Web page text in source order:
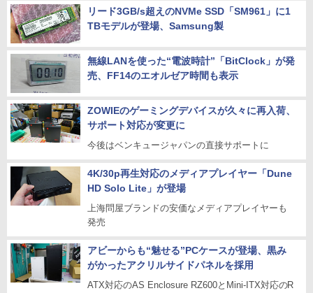
リード3GB/s超えのNVMe SSD「SM961」に1
TBモデルが登場、Samsung製
無線LANを使った“電波時計”「BitClock」が発
売、FF14のエオルゼア時間も表示
ZOWIEのゲーミングデバイスが久々に再入荷、
サポート対応が変更に
今後はベンキュージャパンの直接サポートに
4K/30p再生対応のメディアプレイヤー「Dune
HD Solo Lite」が登場
上海問屋ブランドの安価なメディアプレイヤーも
発売
アビーからも“魅せる”PCケースが登場、黒み
がかったアクリルサイドパネルを採用
ATX対応のAS Enclosure RZ600とMini-ITX対応のR